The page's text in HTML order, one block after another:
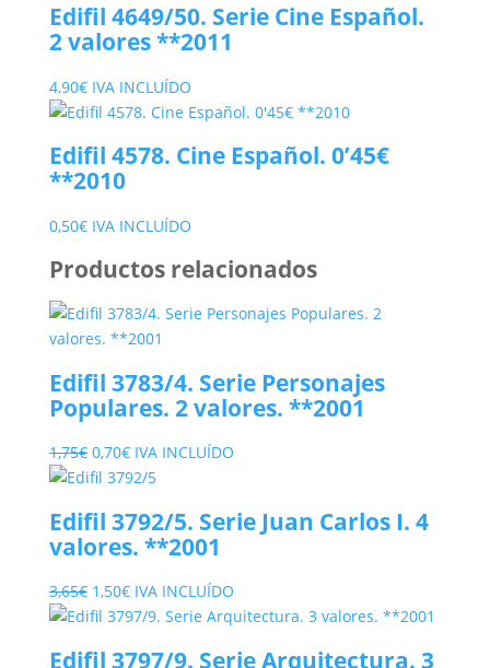
Edifil 4649/50. Serie Cine Español.
2 valores **2011
4,90€ IVA INCLUÍDO
Edifil 4578. Cine Español. 0’45€
**2010
0,50€ IVA INCLUÍDO
Productos relacionados
Edifil 3783/4. Serie Personajes
Populares. 2 valores. **2001
1,75€ El
precio
era:
1,75€.
0,70€El
precio
es:
0,70€.
IVA INCLUÍDO
Edifil 3792/5. Serie Juan Carlos I. 4
valores. **2001
3,65€ El
precio
1,50€El
precio
IVA INCLUÍDO
Edifil 3797/9. Serie Arquitectura. 3